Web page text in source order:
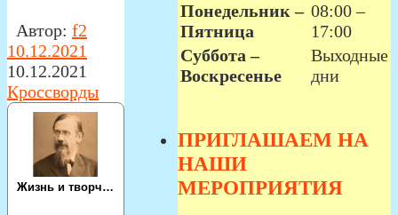
Автор: f2
10.12.2021
10.12.2021
Кроссворды
Понедельник –
Пятница
08:00 –
17:00
Суббота –
Воскресенье
Выходные
дни
ПРИГЛАШАЕМ НА
НАШИ
МЕРОПРИЯТИЯ